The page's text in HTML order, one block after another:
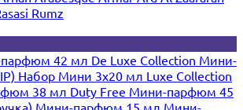
Rumz
42 мл De Luxe Collection Мини-
Набор Мини 3x20 мл Luxe Collection
38 мл Duty Free Мини-парфюм 45
Мини-парфюм 15 мл Мини-